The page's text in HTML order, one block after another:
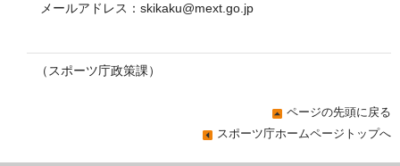
メールアドレス：skikaku@mext.go.jp
（スポーツ庁政策課）
ページの先頭に戻る
スポーツ庁ホームページトップへ